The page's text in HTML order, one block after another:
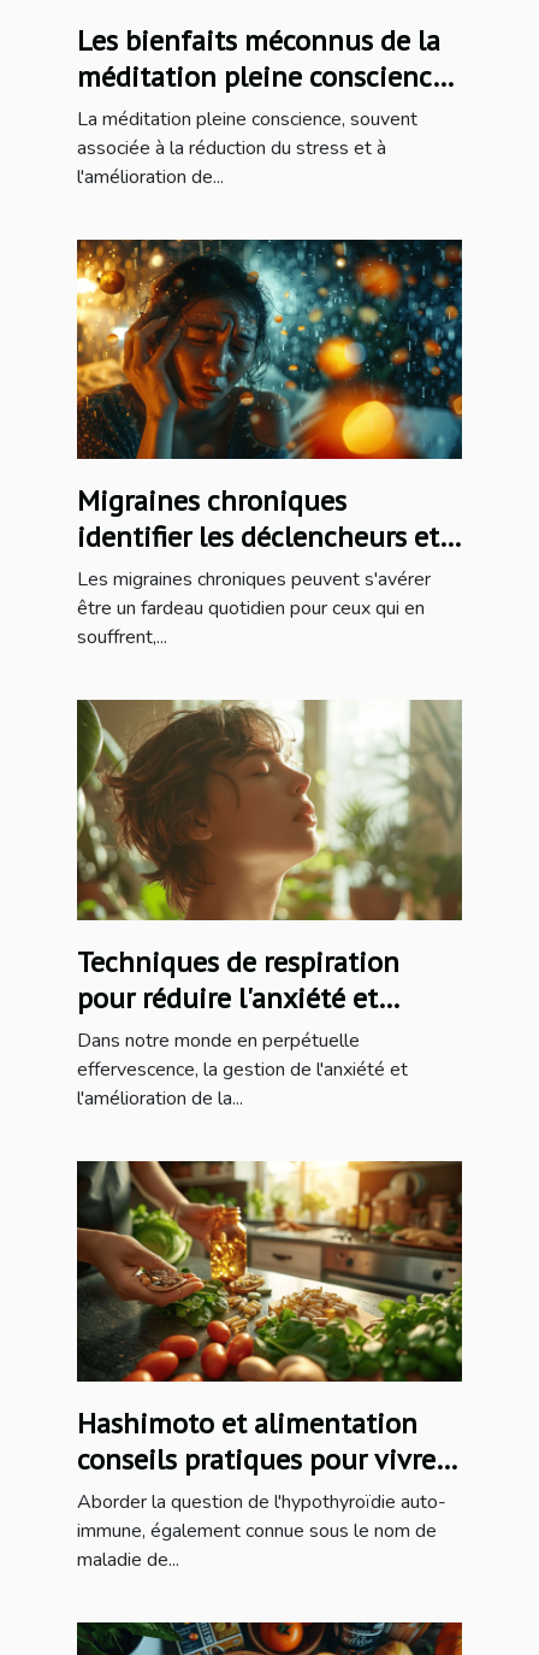
Les bienfaits méconnus de la
méditation pleine conscience
pour les troubles digestifs
La méditation pleine conscience, souvent
associée à la réduction du stress et à
l'amélioration de...
Migraines chroniques
identifier les déclencheurs et
adopter des traitements non
médicamenteux
Les migraines chroniques peuvent s'avérer
être un fardeau quotidien pour ceux qui en
souffrent,...
Techniques de respiration
pour réduire l'anxiété et
améliorer la concentration
Dans notre monde en perpétuelle
effervescence, la gestion de l'anxiété et
l'amélioration de la...
Hashimoto et alimentation
conseils pratiques pour vivre
avec l'hypothyroïdie auto-
immune
Aborder la question de l'hypothyroïdie auto-
immune, également connue sous le nom de
maladie de...